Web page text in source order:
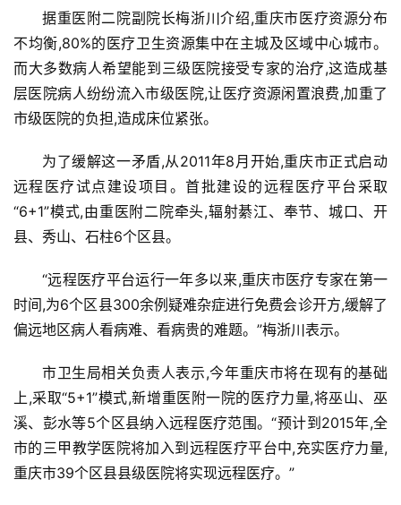
据重医附二院副院长梅浙川介绍,重庆市医疗资源分布
不均衡,80%的医疗卫生资源集中在主城及区域中心城市。
而大多数病人希望能到三级医院接受专家的治疗,这造成基
层医院病人纷纷流入市级医院,让医疗资源闲置浪费,加重了
市级医院的负担,造成床位紧张。
为了缓解这一矛盾,从2011年8月开始,重庆市正式启动
远程医疗试点建设项目。首批建设的远程医疗平台采取
“6+1”模式,由重医附二院牵头,辐射綦江、奉节、城口、开
县、秀山、石柱6个区县。
“远程医疗平台运行一年多以来,重庆市医疗专家在第一
时间,为6个区县300余例疑难杂症进行免费会诊开方,缓解了
偏远地区病人看病难、看病贵的难题。”梅浙川表示。
市卫生局相关负责人表示,今年重庆市将在现有的基础
上,采取“5+1”模式,新增重医附一院的医疗力量,将巫山、巫
溪、彭水等5个区县纳入远程医疗范围。“预计到2015年,全
市的三甲教学医院将加入到远程医疗平台中,充实医疗力量,
重庆市39个区县县级医院将实现远程医疗。”